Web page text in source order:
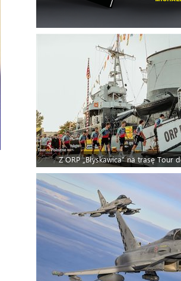
Z ORP „Błyskawica” na trasę Tour